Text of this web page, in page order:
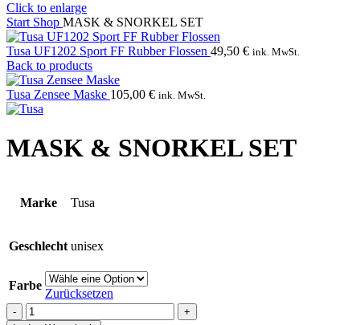
Click to enlarge
Start Shop MASK & SNORKEL SET
Tusa UF1202 Sport FF Rubber Flossen 49,50 € ink. MwSt.
Back to products
Tusa Zensee Maske 105,00 € ink. MwSt.
MASK & SNORKEL SET
Marke Tusa
Geschlecht unisex
Farbe
Zurücksetzen
MASK